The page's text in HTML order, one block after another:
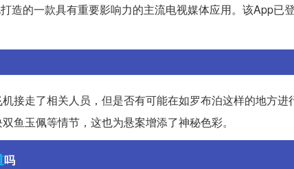
造的一款具有重要影响力的主流电视媒体应用。该App已
接走了相关人员，但是否有可能在如罗布泊这样的地方进
鱼玉佩等情节，这也为悬案增添了神秘色彩。
吗